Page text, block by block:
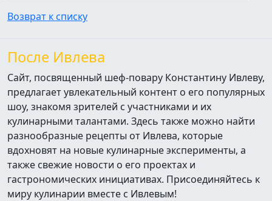
Возврат к списку
После Ивлева
Сайт, посвященный шеф-повару Константину Ивлеву,
предлагает увлекательный контент о его популярных
шоу, знакомя зрителей с участниками и их
кулинарными талантами. Здесь также можно найти
разнообразные рецепты от Ивлева, которые
вдохновят на новые кулинарные эксперименты, а
также свежие новости о его проектах и
гастрономических инициативах. Присоединяйтесь к
миру кулинарии вместе с Ивлевым!